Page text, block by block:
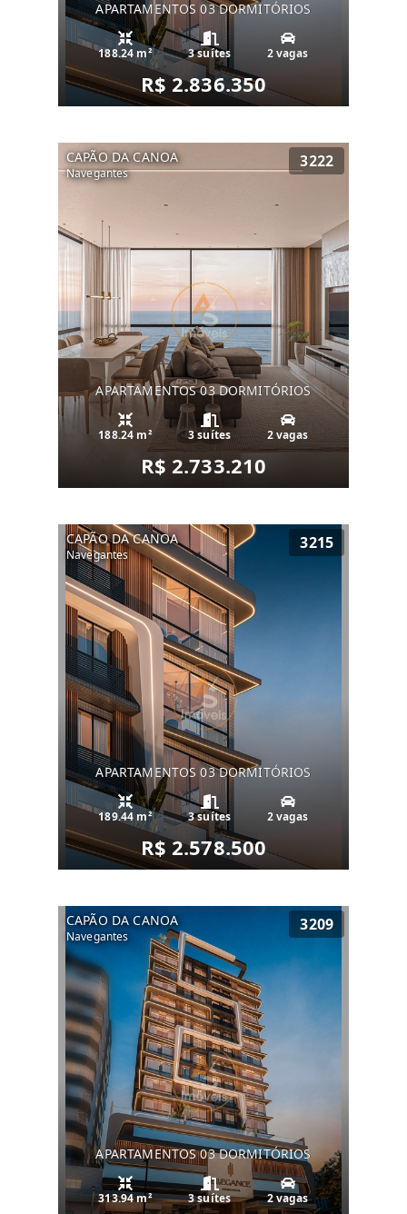
APARTAMENTOS 03 DORMITÓRIOS
188.24 m² 3 suítes 2 vagas
R$ 2.836.350
CAPÃO DA CANOA
Navegantes
3222
APARTAMENTOS 03 DORMITÓRIOS
188.24 m² 3 suítes 2 vagas
R$ 2.733.210
CAPÃO DA CANOA
Navegantes
3215
APARTAMENTOS 03 DORMITÓRIOS
189.44 m² 3 suítes 2 vagas
R$ 2.578.500
CAPÃO DA CANOA
Navegantes
3209
APARTAMENTOS 03 DORMITÓRIOS
313.94 m² 3 suítes 2 vagas